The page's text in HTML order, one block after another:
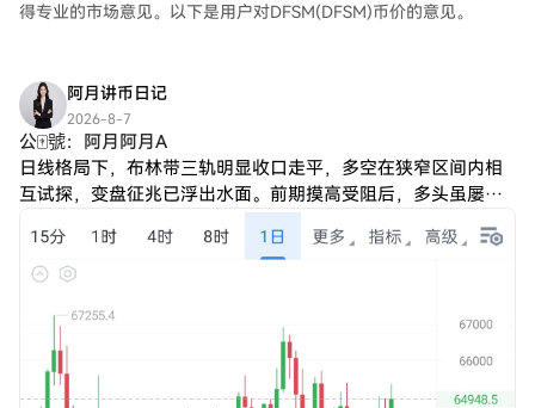
得专业的市场意见。以下是用户对DFSM(DFSM)币价的意见。
阿月讲币日记
2026-8-7
公🀄️號：阿月阿月A
日线格局下，布林带三轨明显收口走平，多空在狭窄区间内相
互试探，变盘征兆已浮出水面。前期摸高受阻后，多头虽屡次
乏。眼下价格在中轴附近反复挣扎，不过这